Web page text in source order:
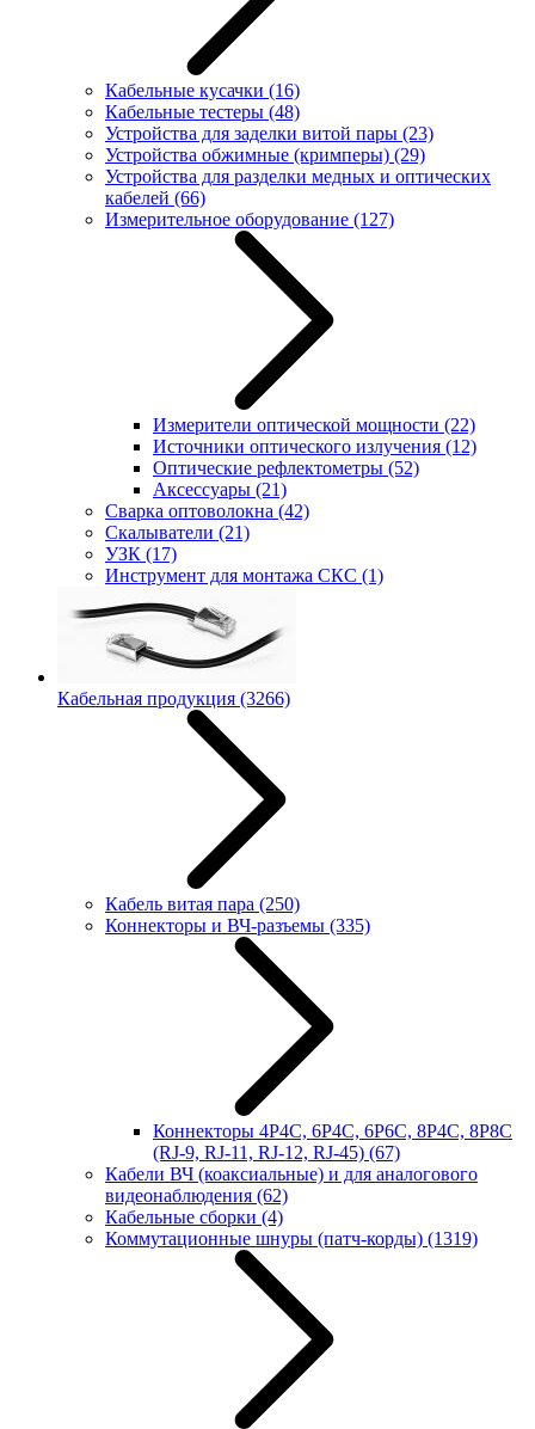
Кабельные кусачки (16)
Кабельные тестеры (48)
Устройства для заделки витой пары (23)
Устройства обжимные (кримперы) (29)
Устройства для разделки медных и оптических
кабелей (66)
Измерительное оборудование (127)
Измерители оптической мощности (22)
Источники оптического излучения (12)
Оптические рефлектометры (52)
Аксессуары (21)
Сварка оптоволокна (42)
Скалыватели (21)
УЗК (17)
Инструмент для монтажа СКС (1)
Кабельная продукция (3266)
Кабель витая пара (250)
Коннекторы и ВЧ-разъемы (335)
Коннекторы 4P4C, 6P4C, 6P6C, 8P4C, 8P8C
(RJ-9, RJ-11, RJ-12, RJ-45) (67)
Кабели ВЧ (коаксиальные) и для аналогового
видеонаблюдения (62)
Кабельные сборки (4)
Коммутационные шнуры (патч-корды) (1319)